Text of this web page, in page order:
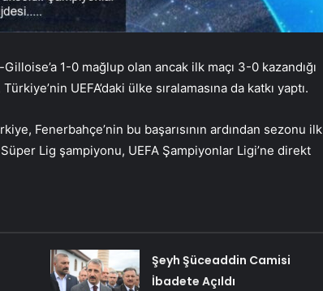
1-0 mağlup olan ancak ilk maçı 3-0 kazandığı
UEFA’daki ülke sıralamasına da katkı yaptı.
Fenerbahçe’nin bu başarısının ardından sezonu ilk
Lig şampiyonu, UEFA Şampiyonlar Ligi’ne direkt
Şeyh Şüceaddin Camisi
İbadete Açıldı